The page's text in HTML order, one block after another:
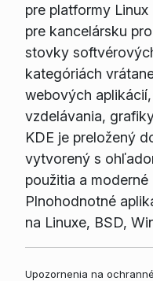
pre platformy
pre kancelársku
stovky
kategóriách
webových
vzdelávania,
KDE je preložený
vytvorený s
použitia a
Plnohodnotné
na Linuxe, BSD,
Upozornenia na